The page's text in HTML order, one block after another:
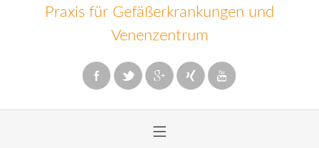
Praxis für Gefäßerkrankungen und
Venenzentrum
≡